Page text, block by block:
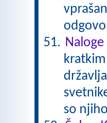
so